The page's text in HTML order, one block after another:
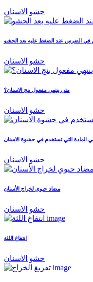
حشو الاسنان
في الضرس عند الضغط عليه بعد الحشو
حشو الاسنان
متى ينتهي مفعول بنج الاسنان؟
حشو الاسنان
المادة التي تستخدم في حشوة الاسنان
حشو الاسنان
مضاد حيوي لخراج الأسنان
حشو الاسنان
انتفاخ اللثة
حشو الاسنان